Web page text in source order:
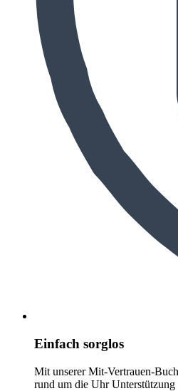
Einfach sorglos
Mit unserer Mit-Vertrauen-
rund um die Uhr Unterstützung